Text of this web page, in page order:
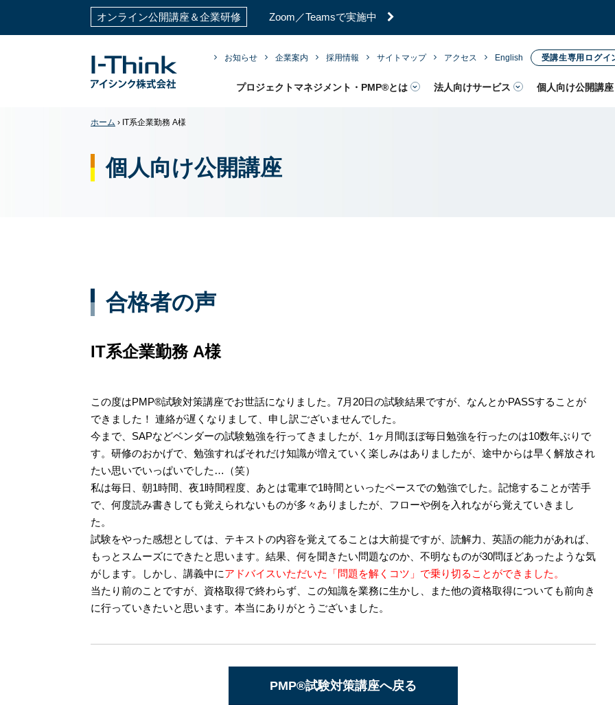
オンライン公開講座＆企業研修 Zoom／Teamsで実施中
お知らせ 企業案内 採用情報 サイトマップ アクセス English 受講生専用ログイ
プロジェクトマネジメント・PMP®とは 法人向けサービス 個人向け公開講座
個人向け公開講座
ホーム › IT系企業勤務 A様
合格者の声
IT系企業勤務 A様
この度はPMP®試験対策講座でお世話になりました。7月20日の試験結果ですが、なんとかPASSすることが
できました！ 連絡が遅くなりまして、申し訳ございませんでした。
今まで、SAPなどベンダーの試験勉強を行ってきましたが、1ヶ月間ほぼ毎日勉強を行ったのは10数年ぶりで
す。研修のおかげで、勉強すればそれだけ知識が増えていく楽しみはありましたが、途中からは早く解放され
たい思いでいっぱいでした…（笑）
私は毎日、朝1時間、夜1時間程度、あとは電車で1時間といったペースでの勉強でした。記憶することが苦手
で、何度読み書きしても覚えられないものが多々ありましたが、フローや例を入れながら覚えていきまし
た。
試験をやった感想としては、テキストの内容を覚えてることは大前提ですが、読解力、英語の能力があれば、
もっとスムーズにできたと思います。結果、何を聞きたい問題なのか、不明なものが30問ほどあったような気
がします。しかし、講義中にアドバイスいただいた「問題を解くコツ」で乗り切ることができました。
当たり前のことですが、資格取得で終わらず、この知識を業務に生かし、また他の資格取得についても前向き
に行っていきたいと思います。本当にありがとうございました。
PMP®試験対策講座へ戻る